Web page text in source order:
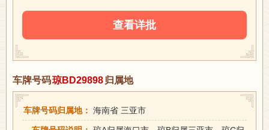
查看详批
车牌号码琼BD29898归属地
车牌号码归属地： 海南省 三亚市